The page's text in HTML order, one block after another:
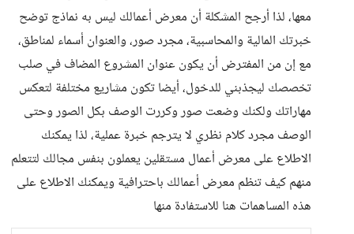
معها، لذا أرجح المشكلة أن معرض أعمالك ليس به نماذج توضح
خبرتك المالية والمحاسبية، مجرد صور، والعنوان أسماء لمناطق،
مع إن من المفترض أن يكون عنوان المشروع المضاف في صلب
تخصصك ليجذبني للدخول، أيضا تكون مشاريع مختلفة لتعكس
مهاراتك ولكنك وضعت صور وكررت الوصف بكل الصور وحتى
الوصف مجرد كلام نظري لا يترجم خبرة عملية، لذا يمكنك
الاطلاع على معرض أعمال مستقلين يعملون بنفس مجالك لتتعلم
منهم كيف تنظم معرض أعمالك باحترافية ويمكنك الاطلاع على
هذه المساهمات هنا للاستفادة منها